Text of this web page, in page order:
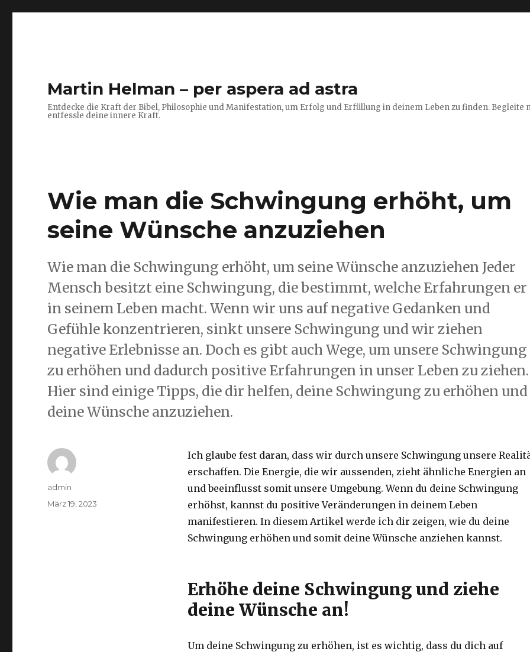
Martin Helman – per aspera ad astra
Entdecke die Kraft der Bibel, Philosophie und Manifestation, um Erfolg und Erfüllung in deinem Leben zu finden. Begleite
entfessle deine innere Kraft.
Wie man die Schwingung erhöht, um
seine Wünsche anzuziehen
Wie man die Schwingung erhöht, um seine Wünsche anzuziehen Jeder
Mensch besitzt eine Schwingung, die bestimmt, welche Erfahrungen er
in seinem Leben macht. Wenn wir uns auf negative Gedanken und
Gefühle konzentrieren, sinkt unsere Schwingung und wir ziehen
negative Erlebnisse an. Doch es gibt auch Wege, um unsere Schwingung
zu erhöhen und dadurch positive Erfahrungen in unser Leben zu ziehen.
Hier sind einige Tipps, die dir helfen, deine Schwingung zu erhöhen und
deine Wünsche anzuziehen.
Ich glaube fest daran, dass wir durch unsere Schwingung unsere
erschaffen. Die Energie, die wir aussenden, zieht ähnliche Energien an
und beeinflusst somit unsere Umgebung. Wenn du deine Schwingung
erhöhst, kannst du positive Veränderungen in deinem Leben
manifestieren. In diesem Artikel werde ich dir zeigen, wie du deine
Schwingung erhöhen und somit deine Wünsche anziehen kannst.
Erhöhe deine Schwingung und ziehe
deine Wünsche an!
Um deine Schwingung zu erhöhen, ist es wichtig, dass du dich auf
Autor
admin
Veröffentlicht
März 19, 2023